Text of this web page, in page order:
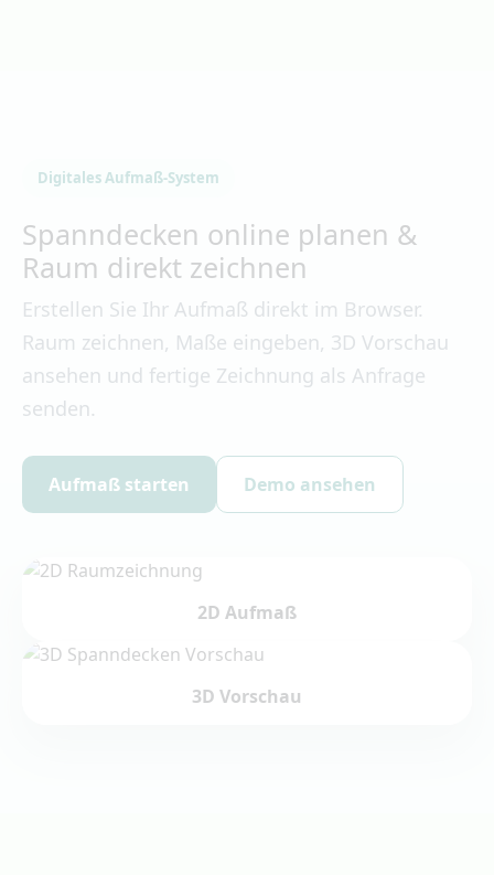
Digitales Aufmaß-System
Spanndecken online planen &
Raum direkt zeichnen
Erstellen Sie Ihr Aufmaß direkt im Browser.
Raum zeichnen, Maße eingeben, 3D Vorschau
ansehen und fertige Zeichnung als Anfrage
senden.
Aufmaß starten Demo ansehen
2D Aufmaß
3D Vorschau